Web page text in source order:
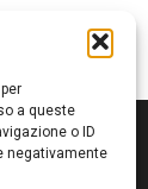
a queste
o ID
negativamente